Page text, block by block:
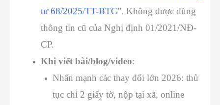
tư 68/2025/TT-BTC”. Không được dùng
thông tin cũ của Nghị định 01/2021/NĐ-
CP.
Khi viết bài/blog/video:
Nhấn mạnh các thay đổi lớn 2026: thủ
tục chỉ 2 giấy tờ, nộp tại xã, online